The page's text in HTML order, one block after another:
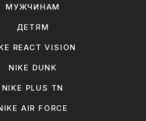
МУЖЧИНАМ
ДЕТЯМ
REACT VISION
NIKE DUNK
NIKE PLUS TN
AIR FORCE